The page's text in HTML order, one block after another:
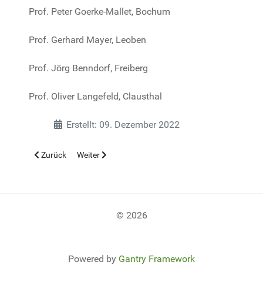
Prof. Peter Goerke-Mallet, Bochum
Prof. Gerhard Mayer, Leoben
Prof. Jörg Benndorf, Freiberg
Prof. Oliver Langefeld, Clausthal
Erstellt: 09. Dezember 2022
Vorheriger Beitrag: Tagungskomitee
Zurück Nächster Beitrag: Institutionen
Weiter
© 2026
Powered by Gantry Framework